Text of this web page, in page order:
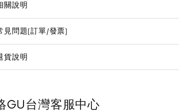
關說明
見問題(訂單/發票)
貨說明
GU台灣客服中心